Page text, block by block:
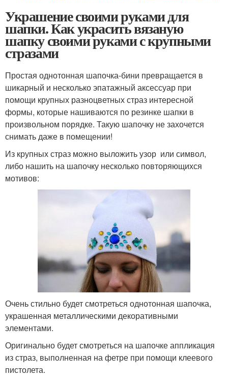
Украшение своими руками для
шапки. Как украсить вязаную
шапку своими руками с крупными
стразами
Простая однотонная шапочка-бини превращается в
шикарный и несколько эпатажный аксессуар при
помощи крупных разноцветных страз интересной
формы, которые нашиваются по резинке шапки в
произвольном порядке. Такую шапочку не захочется
снимать даже в помещении!
Из крупных страз можно выложить узор или символ,
либо нашить на шапочку несколько повторяющихся
мотивов:
Очень стильно будет смотреться однотонная шапочка,
украшенная металлическими декоративными
элементами.
Оригинально будет смотреться на шапочке аппликация
из страз, выполненная на фетре при помощи клеевого
пистолета.